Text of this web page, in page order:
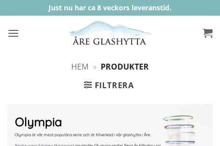
to
content
Just nu har ca 8 veckors leveranstid.
HEM » PRODUKTER
FILTRERA
Olympia
Olympia är vår mest populära serie och är tillverkad i vår glashytta i Åre.